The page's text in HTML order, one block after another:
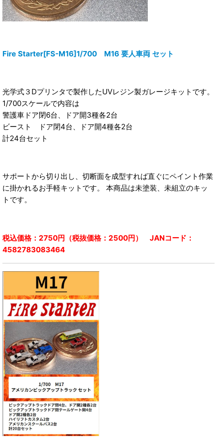
Fire Starter[FS-M16]1/700 M16 要人車両 セット
光学式３Dプリンタで製作したUVレジン製ガレージキットです。
1/700スケールで内容は
警護車ドア閉6台、ドア開3種各2台
ビースト ドア閉4台、ドア開4種各2台
計24台セット
サポートから切り出し、切断面を成型すれば直ぐにペイント作業
に掛かれるお手軽キットです。 本商品は未塗装、未組立のキッ
トです。
税込価格：2750円（税抜価格：2500円） JANコード：
4582783083464